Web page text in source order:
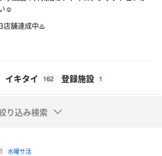
☺︎
店舗達成中♨️
イキタイ 162 登録施設 1
り込み検索
水曜サ活